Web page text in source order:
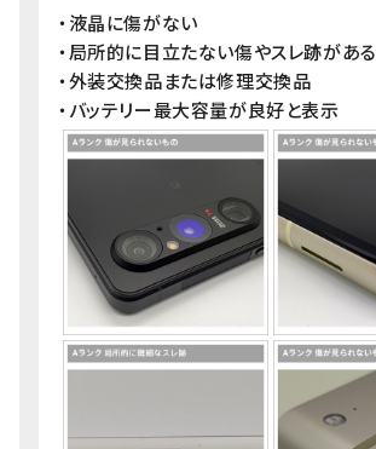
・液晶に傷がない
・局所的に目立たない傷やスレ跡がある
・外装交換品または修理交換品
・バッテリー最大容量が良好と表示